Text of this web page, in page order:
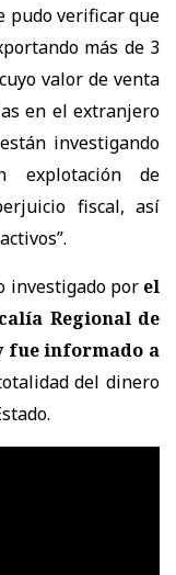
pudo verificar que
más de 3
valor de venta
en el extranjero
investigando
explotación de
fiscal, así
investigado por el
Regional de
fue informado a
del dinero